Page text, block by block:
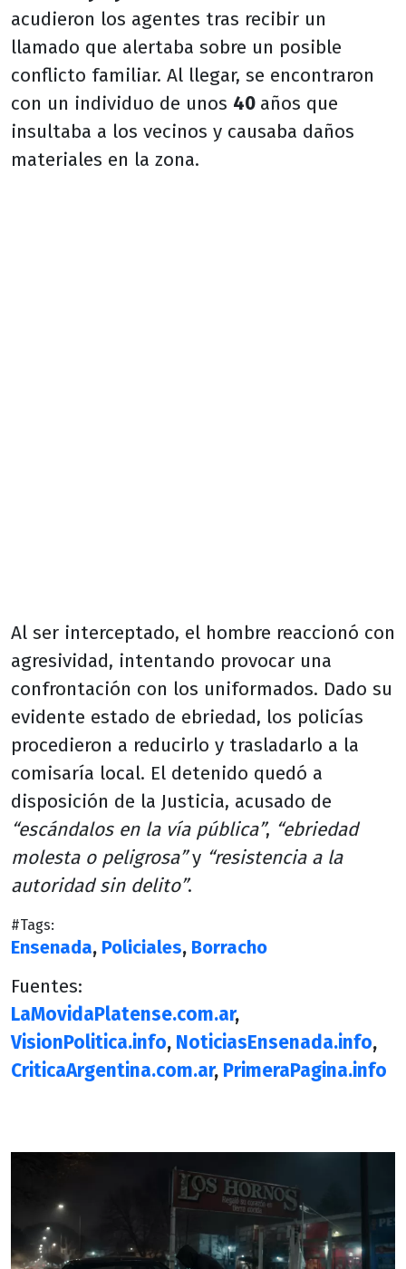
acudieron los agentes tras recibir un
llamado que alertaba sobre un posible
conflicto familiar. Al llegar, se encontraron
con un individuo de unos 40 años que
insultaba a los vecinos y causaba daños
materiales en la zona.
Al ser interceptado, el hombre reaccionó con
agresividad, intentando provocar una
confrontación con los uniformados. Dado su
evidente estado de ebriedad, los policías
procedieron a reducirlo y trasladarlo a la
comisaría local. El detenido quedó a
disposición de la Justicia, acusado de
“escándalos en la vía pública”, “ebriedad
molesta o peligrosa”y “resistencia a la
autoridad sin delito”.
#Tags:
Ensenada, Policiales, Borracho
Fuentes:
LaMovidaPlatense.com.ar,
VisionPolitica.info, NoticiasEnsenada.info,
CriticaArgentina.com.ar, PrimeraPagina.info